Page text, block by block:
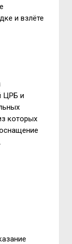
и взлёте
ЦРБ и
которых